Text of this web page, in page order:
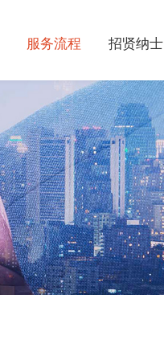
服务流程 招贤纳士